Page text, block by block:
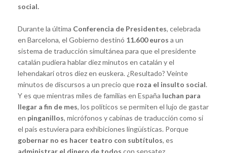
social.
Durante la última Conferencia de Presidentes, celebrada
en Barcelona, el Gobierno destinó 11.600 euros a un
sistema de traducción simultánea para que el presidente
catalán pudiera hablar diez minutos en catalán y el
lehendakari otros diez en euskera. ¿Resultado? Veinte
minutos de discursos a un precio que roza el insulto social.
Y es que mientras miles de familias en España luchan para
llegar a fin de mes, los políticos se permiten el lujo de gastar
en pinganillos, micrófonos y cabinas de traducción como si
el país estuviera para exhibiciones lingüísticas. Porque
gobernar no es hacer teatro con subtítulos, es
administrar el dinero de todos con sensatez.